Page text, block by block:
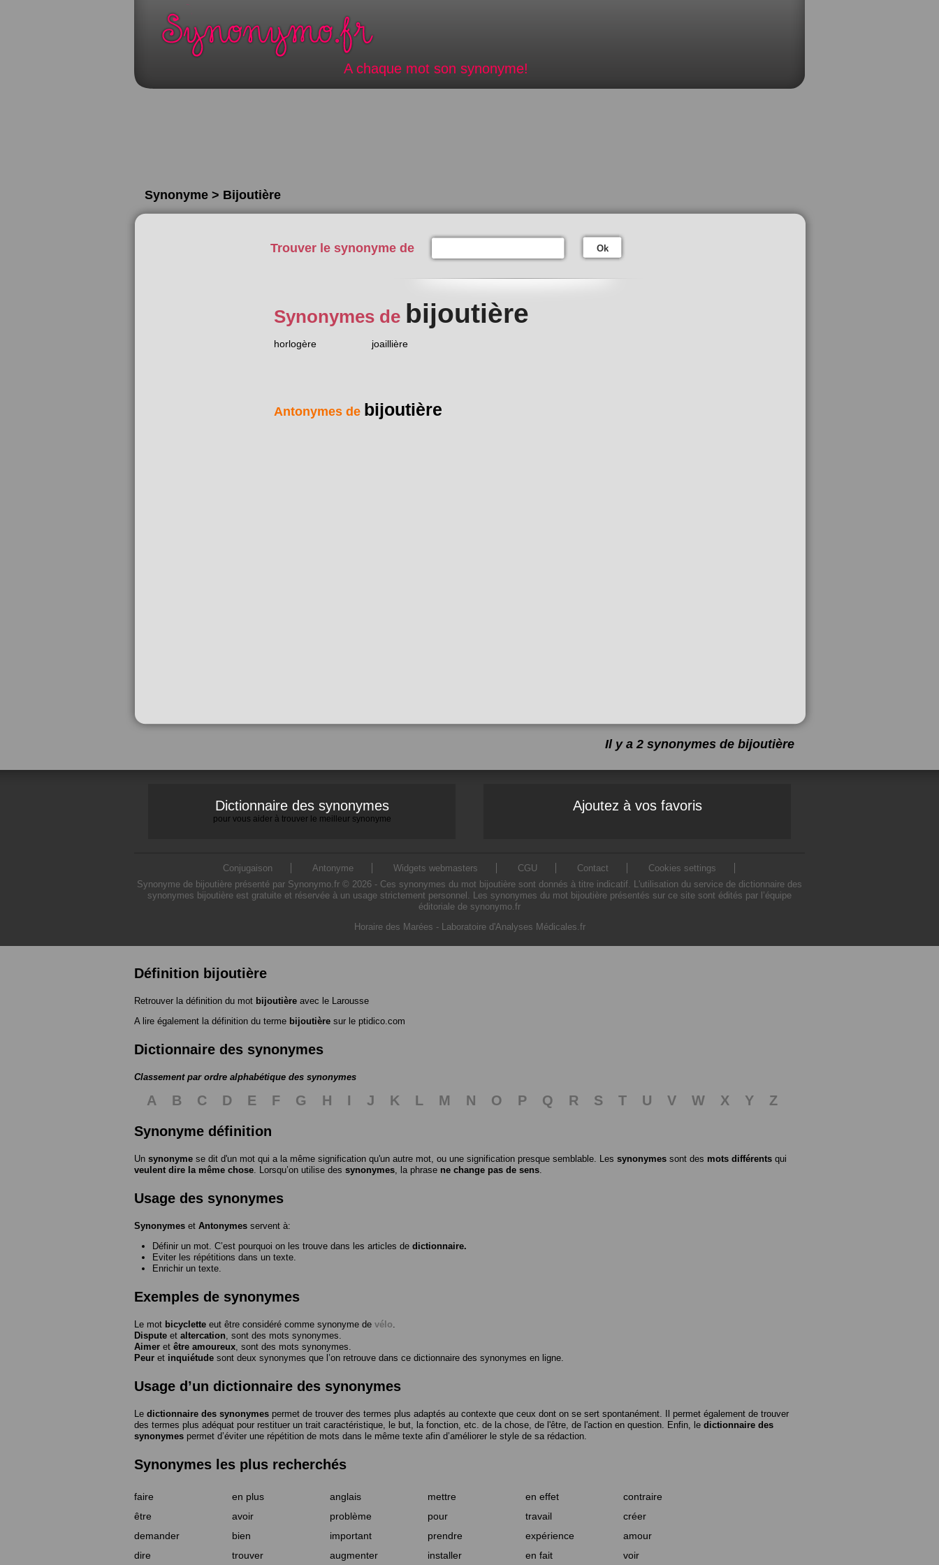
A chaque mot son synonyme!
Synonyme > Bijoutière
Trouver le synonyme de Ok
Synonymes de bijoutière
horlogère joaillière
Antonymes de bijoutière
Il y a 2 synonymes de bijoutière
Dictionnaire des synonymes
pour vous aider à trouver le meilleur synonyme
Ajoutez à vos favoris
Conjugaison Antonyme Widgets webmasters CGU Contact
Cookies settings
Synonyme de bijoutière présenté par Synonymo.fr © 2026 - Ces synonymes du mot bijoutière sont donnés à titre indicatif. L'utilisation du service de dictionnaire des
synonymes bijoutière est gratuite et réservée à un usage strictement personnel. Les synonymes du mot bijoutière présentés sur ce site sont édités par l’équipe
éditoriale de synonymo.fr
Horaire des Marées - Laboratoire d'Analyses Médicales.fr
Définition bijoutière
Retrouver la définition du mot bijoutière avec le Larousse
A lire également la définition du terme bijoutière sur le ptidico.com
Dictionnaire des synonymes
Classement par ordre alphabétique des synonymes
A B C D E F G H I J K L M N O P Q R S T U V W X Y
Z
Synonyme définition
Un synonyme se dit d'un mot qui a la même signification qu'un autre mot, ou une signification presque semblable. Les synonymes sont des mots différents qui
veulent dire la même chose . Lorsqu’on utilise des synonymes , la phrase ne change pas de sens
Usage des synonymes
Synonymes et Antonymes servent à:
Définir un mot. C’est pourquoi on les trouve dans les articles de dictionnaire.
Eviter les répétitions dans un texte.
Enrichir un texte.
Exemples de synonymes
Le mot bicyclette eut être considéré comme synonyme de vélo
Dispute et altercation , sont des mots synonymes.
Aimer et être amoureux , sont des mots synonymes.
Peur et inquiétude sont deux synonymes que l’on retrouve dans ce dictionnaire des synonymes en ligne.
Usage d’un dictionnaire des synonymes
Le dictionnaire des synonymes permet de trouver des termes plus adaptés au contexte que ceux dont on se sert spontanément. Il permet également de trouver
des termes plus adéquat pour restituer un trait caractéristique, le but, la fonction, etc. de la chose, de l'être, de l'action en question. Enfin, le dictionnaire des
synonymes permet d’éviter une répétition de mots dans le même texte afin d’améliorer le style de sa rédaction.
Synonymes les plus recherchés
faire en plus anglais mettre en effet
contraire
être
avoir problème pour travail
créer
demander
bien important prendre expérience
amour
dire
trouver augmenter installer en fait voir